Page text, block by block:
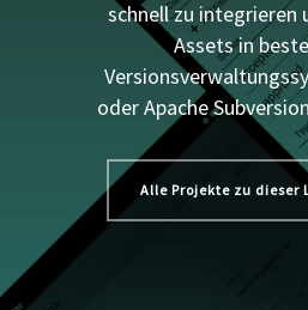
schnell zu integrieren
Assets in
oder Apache
Alle Projekte zu dieser